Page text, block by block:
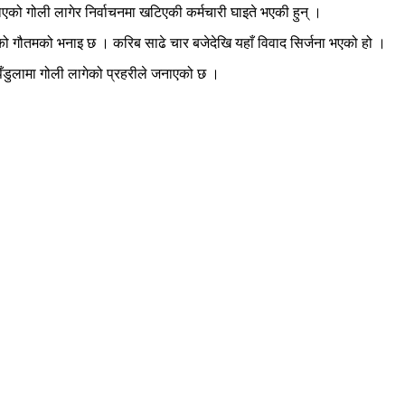
गोली लागेर निर्वाचनमा खटिएकी कर्मचारी घाइते भएकी हुन् ।
भनाइ छ । करिब साढे चार बजेदेखि यहाँ विवाद सिर्जना भएको हो ।
गोली लागेको प्रहरीले जनाएको छ ।